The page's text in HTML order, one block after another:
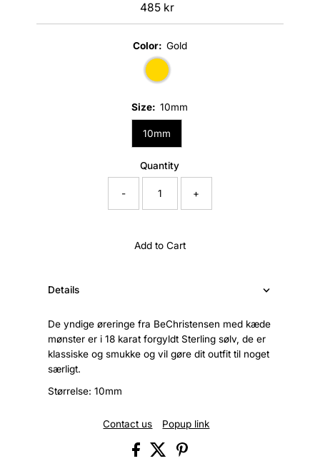
Regular
Price
485 kr
Color: Gold
Size: 10mm
10mm
Quantity
- +
Add to Cart
Details
De yndige øreringe fra BeChristensen med kæde
mønster er i 18 karat forgyldt Sterling sølv, de er
klassiske og smukke og vil gøre dit outfit til noget
særligt.
Størrelse: 10mm
Contact us Popup link